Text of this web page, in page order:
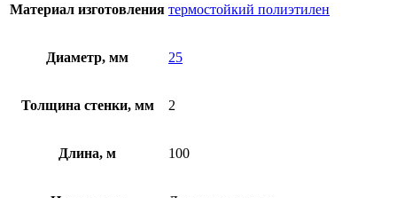
Материал изготовления термостойкий полиэтилен
Диаметр, мм 25
Толщина стенки, мм 2
Длина, м 100